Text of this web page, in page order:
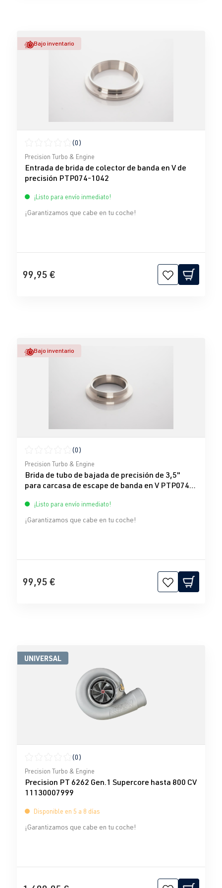
Bajo inventario
Calificación promedio de 0 de 5 estrellas
(0)
Precision Turbo & Engine
Entrada de brida de colector de banda en V de
precisión PTP074-1042
¡Listo para envío inmediato!
¡Garantizamos que cabe en tu coche!
99,95 €
Bajo inventario
Calificación promedio de 0 de 5 estrellas
(0)
Precision Turbo & Engine
Brida de tubo de bajada de precisión de 3,5"
para carcasa de escape de banda en V PTP074-
¡Listo para envío inmediato!
¡Garantizamos que cabe en tu coche!
99,95 €
UNIVERSAL
Calificación promedio de 0 de 5 estrellas
(0)
Precision Turbo & Engine
Precision PT 6262 Gen.1 Supercore hasta 800 CV
11130007999
Disponible en 5 a 8 días
¡Garantizamos que cabe en tu coche!